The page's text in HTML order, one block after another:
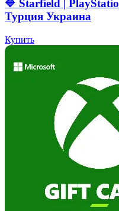
🔷 Starfield |
Турция Украина
Купить